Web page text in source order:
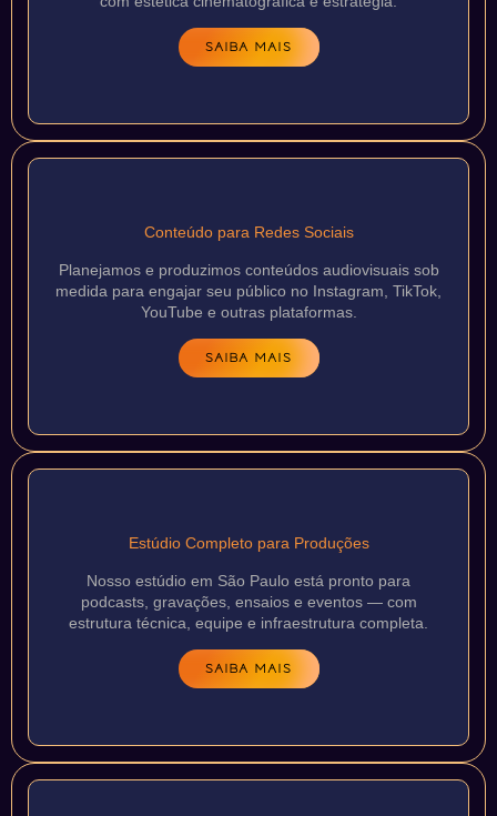
SAIBA MAIS
Conteúdo para Redes Sociais
Planejamos e produzimos conteúdos audiovisuais sob
medida para engajar seu público no Instagram, TikTok,
YouTube e outras plataformas.
SAIBA MAIS
Estúdio Completo para Produções
Nosso estúdio em São Paulo está pronto para
podcasts, gravações, ensaios e eventos — com
estrutura técnica, equipe e infraestrutura completa.
SAIBA MAIS